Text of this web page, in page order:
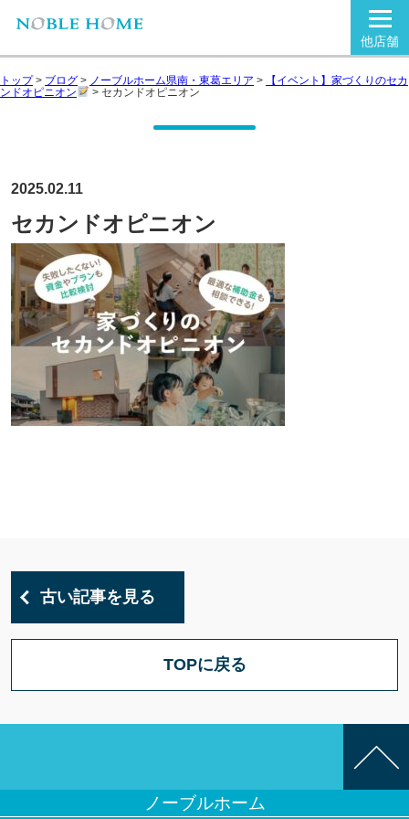
他店舗
トップ> ブログ > ノーブルホーム県南・東葛エリア >
【イベント】家づくりのセカ
ンドオピニオン
> セカンドオピニオン
2025.02.11
セカンドオピニオン
古い記事を見る
TOPに戻る
ノーブルホーム